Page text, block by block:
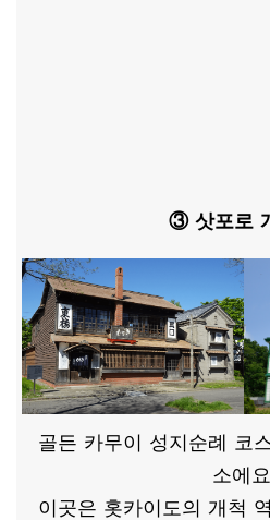
③ 삿포로
골든 카무이 성지순례 코
소에
이곳은 홋카이도의 개척